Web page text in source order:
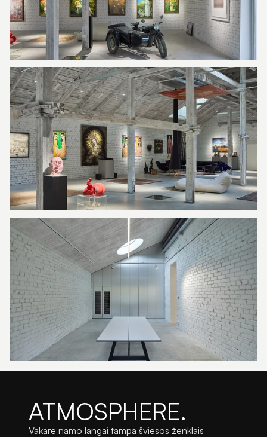
ATMOSPHERE.
Vakare namo langai tampa šviesos ženklais